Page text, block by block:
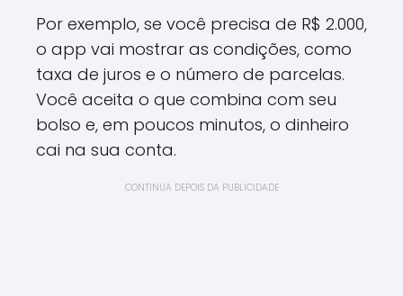
Por exemplo, se você precisa de R$ 2.000,
o app vai mostrar as condições, como
taxa de juros e o número de parcelas.
Você aceita o que combina com seu
bolso e, em poucos minutos, o dinheiro
cai na sua conta.
CONTINUA DEPOIS DA PUBLICIDADE